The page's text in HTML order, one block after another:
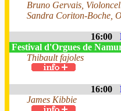
Bruno Gervais,
Sandra Coriton-Boche,
16:00
Festival d'Orgues de
Thibault fajoles
16:00
James Kibbie